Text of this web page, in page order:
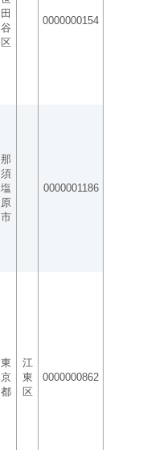
田
谷
区
0000000154
那
須
塩
原
市
0000001186
東
京
都
江
東
区
0000000862